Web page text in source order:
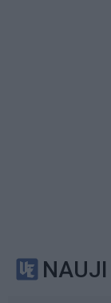
NAUJI